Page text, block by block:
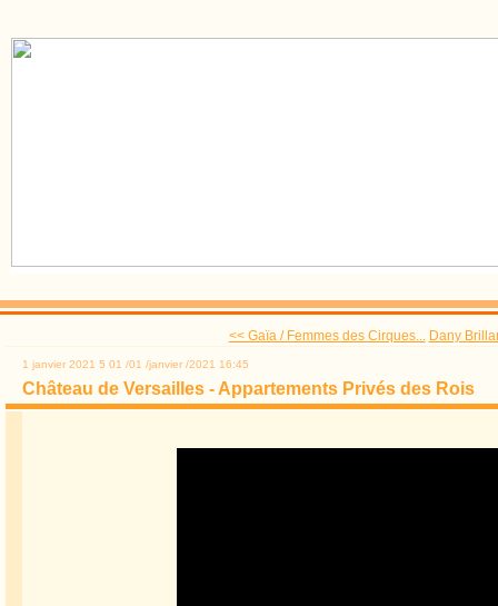
<< Gaïa / Femmes des Cirques... Dany
1 janvier 2021 5 01 /01 /janvier /2021 16:45
Château de Versailles - Appartements Privés des Rois